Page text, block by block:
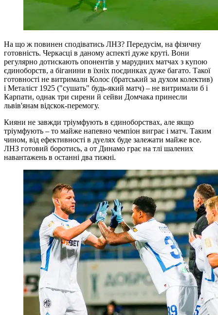
На що ж повинен сподіватись ЛНЗ? Передусім, на фізичну
готовність. Черкасці в даному аспекті дуже круті. Вони
регулярно дотискають опонентів у марудних матчах з купою
готовності не витримали Колос (братський за духом колектив)
і Металіст 1925 ("сушать" будь-який матч) – не витримали б і
Карпати, однак три сирени й сейви Домчака принесли
львів'янам відскок-перемогу.
Кияни не завжди тріумфують в єдиноборствах, але якщо
тріумфують – то майже напевно чемпіон виграє і матч. Таким
чином, від ефективності в дуелях буде залежати майже все.
навантажень в останні два тижні.